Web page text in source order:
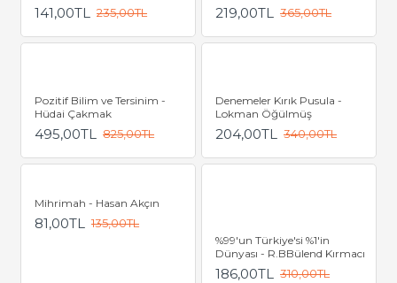
141,00TL 235,00TL 219,00TL 365,00TL
Pozitif Bilim ve Tersinim -
Hüdai Çakmak
495,00TL 825,00TL
Denemeler Kırık Pusula -
Lokman Öğülmüş
204,00TL 340,00TL
Mihrimah - Hasan Akçın
81,00TL 135,00TL
%99'un Türkiye'si %1'in
Dünyası - R.BBülend Kırmacı
186,00TL 310,00TL